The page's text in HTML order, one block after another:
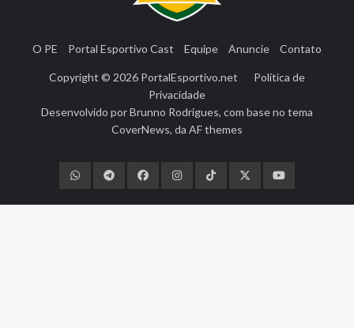
O PE Portal Esportivo Cast Equipe Anuncie Contato
Copyright © 2026 PortalEsportivo.net
Política de
Privacidade
Desenvolvido porBrunno Rodrigues, com base no tema
CoverNews, da AF themes